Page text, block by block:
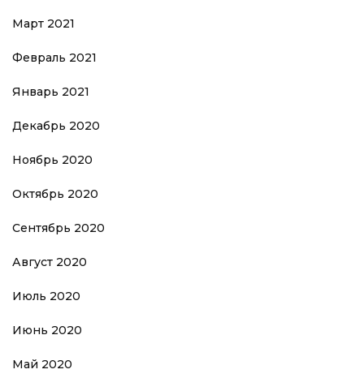
Март 2021
Февраль 2021
Январь 2021
Декабрь 2020
Ноябрь 2020
Октябрь 2020
Сентябрь 2020
Август 2020
Июль 2020
Июнь 2020
Май 2020